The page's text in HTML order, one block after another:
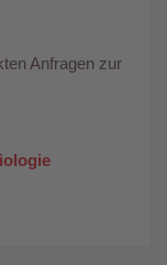
Anfragen zur